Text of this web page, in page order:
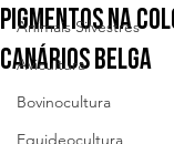
Animais Silvestres
Avicultura
Bovinocultura
Equideocultura
Pigmentos na
canários belga